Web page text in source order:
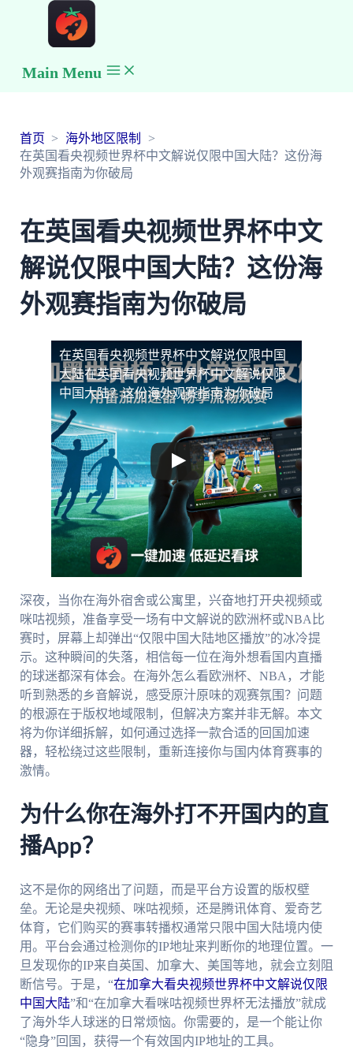
Main Menu
首页
海外地区限制
在英国看央视频世界杯中文解说仅限中国大陆？这份海
外观赛指南为你破局
在英国看央视频世界杯中文
解说仅限中国大陆？这份海
外观赛指南为你破局
在英国看央视频世界杯中文解说仅限中国
大陆在英国看央视频世界杯中文解说仅限
中国大陆？这份海外观赛指南为你破局
深夜，当你在海外宿舍或公寓里，兴奋地打开央视频或
咪咕视频，准备享受一场有中文解说的欧洲杯或NBA比
赛时，屏幕上却弹出“仅限中国大陆地区播放”的冰冷提
示。这种瞬间的失落，相信每一位在海外想看国内直播
的球迷都深有体会。在海外怎么看欧洲杯、NBA，才能
听到熟悉的乡音解说，感受原汁原味的观赛氛围？问题
的根源在于版权地域限制，但解决方案并非无解。本文
将为你详细拆解，如何通过选择一款合适的回国加速
器，轻松绕过这些限制，重新连接你与国内体育赛事的
激情。
为什么你在海外打不开国内的直
播App？
这不是你的网络出了问题，而是平台方设置的版权壁
垒。无论是央视频、咪咕视频，还是腾讯体育、爱奇艺
体育，它们购买的赛事转播权通常只限中国大陆境内使
用。平台会通过检测你的IP地址来判断你的地理位置。一
旦发现你的IP来自英国、加拿大、美国等地，就会立刻阻
断信号。于是，“在加拿大看央视频世界杯中文解说仅限
中国大陆”和“在加拿大看咪咕视频世界杯无法播放”就成
了海外华人球迷的日常烦恼。你需要的，是一个能让你
“隐身”回国，获得一个有效国内IP地址的工具。